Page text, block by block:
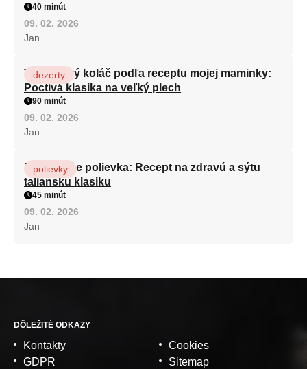
40 minút
09. 02. 2026
Jan
Tvarohový koláč podľa receptu mojej maminky:
Poctivá klasika na veľký plech
dezerty
90 minút
09. 02. 2026
Jan
Minestrone polievka: Recept na zdravú a sýtu
taliansku klasiku
polievky
45 minút
09. 02. 2026
Jan
DÔLEŽITÉ ODKAZY
Kontakty
GDPR
Cookies
Sitemap